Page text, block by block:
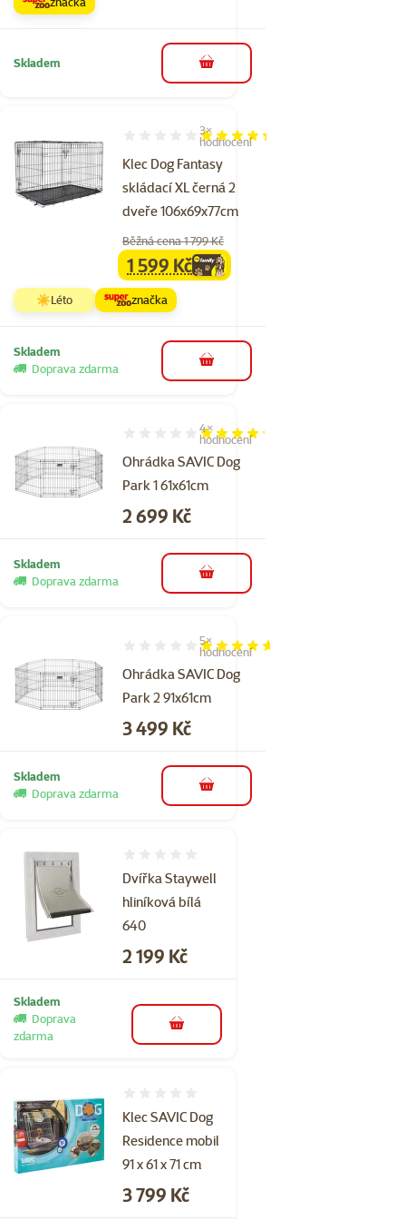
Skladem do košíku
Klec Dog Fantasy
skládací XL černá 2
dveře 106x69x77cm
Hodnocení 87%, počet hodnocení: 3
3×
hodnocení
Běžná cena 1 799 Kč
familycena
1 599 Kč
☀️Léto značka
Skladem
Doprava zdarma
do košíku
Ohrádka SAVIC Dog
Park 1 61x61cm
Hodnocení 85%, počet hodnocení: 4
4×
hodnocení
Cena
2 699 Kč
Skladem
Doprava zdarma
do košíku
Ohrádka SAVIC Dog
Park 2 91x61cm
Hodnocení 92%, počet hodnocení: 5
5×
hodnocení
Cena
3 499 Kč
Skladem
Doprava zdarma
do košíku
Dvířka Staywell
hliníková bílá
640
Cena
2 199 Kč
Skladem
Doprava
zdarma
do košíku
Klec SAVIC Dog
Residence mobil
91 x 61 x 71 cm
Cena
3 799 Kč